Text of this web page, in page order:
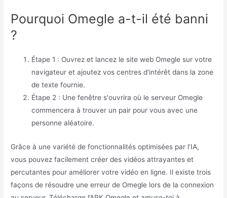
Pourquoi Omegle a-t-il été banni
?
Étape 1 : Ouvrez et lancez le site web Omegle sur votre
navigateur et ajoutez vos centres d'intérêt dans la zone
de texte fournie.
Étape 2 : Une fenêtre s'ouvrira où le serveur Omegle
commencera à trouver un pair pour vous avec une
personne aléatoire.
Grâce à une variété de fonctionnalités optimisées par l’IA,
vous pouvez facilement créer des vidéos attrayantes et
percutantes pour améliorer votre vidéo en ligne. Il existe trois
façons de résoudre une erreur de Omegle lors de la connexion